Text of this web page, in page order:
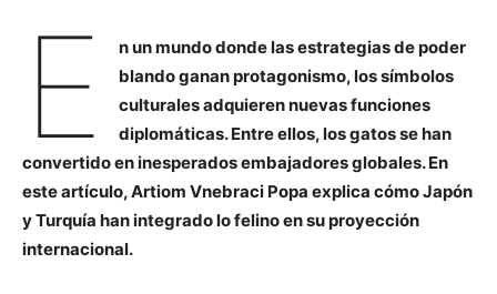
E
n un mundo donde las estrategias de poder
blando ganan protagonismo, los símbolos
culturales adquieren nuevas funciones
diplomáticas. Entre ellos, los gatos se han
convertido en inesperados embajadores globales. En
este artículo, Artiom Vnebraci Popa explica cómo Japón
y Turquía han integrado lo felino en su proyección
internacional.